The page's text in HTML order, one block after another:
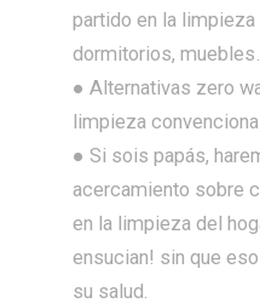
partido en la limpieza
dormitorios,
● Alternativas zero
limpieza
● Si sois papás,
acercamiento sobre
en la limpieza del
ensucian! sin que
su salud.